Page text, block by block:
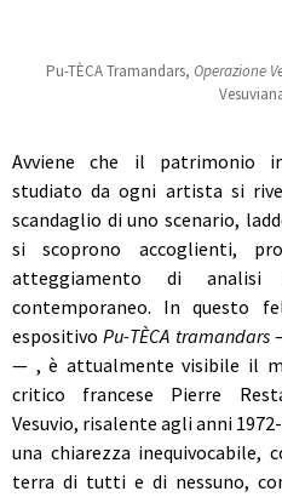
Pu-TÈCA Tramandars, Operazione
Avviene che il patrimonio
studiato da ogni artista si
scandaglio di uno scenario,
si scoprono accoglienti,
atteggiamento di
contemporaneo. In questo
espositivoPu-TÈCA tramandars
— , è attualmente visibile il
critico francese Pierre
Vesuvio, risalente agli anni
una chiarezza inequivocabile,
terra di tutti e di nessuno,